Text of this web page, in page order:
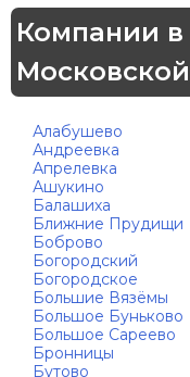
Компании
Алабушево
Андреевка
Апрелевка
Ашукино
Балашиха
Ближние Прудищи
Боброво
Богородский
Богородское
Большие Вязёмы
Большое Буньково
Большое Сареево
Бронницы
Бутово